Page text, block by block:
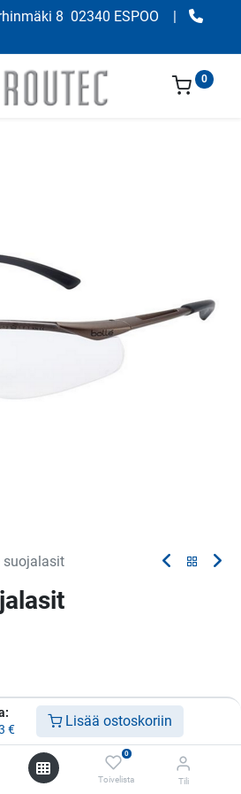
€ Lisää ostoskoriin
0
Toivelista Tili
8 02340 ESPOO
|
0
suojalasit
Lisää ostoskoriin